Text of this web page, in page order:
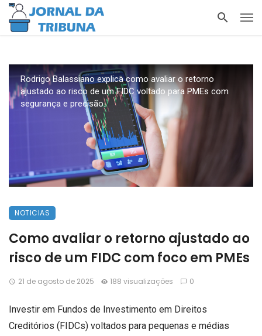
Rodrigo Balassiano explica como avaliar o retorno
ajustado ao risco de um FIDC voltado para PMEs com
segurança e precisão.
NOTICIAS
Como avaliar o retorno ajustado ao
risco de um FIDC com foco em PMEs
21 de agosto de 2025 188 visualizações 0
Investir em Fundos de Investimento em Direitos
Creditórios (FIDCs) voltados para pequenas e médias